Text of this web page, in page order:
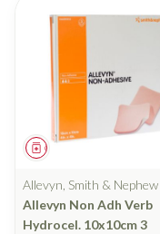
Geneesmiddel
Allevyn, Smith & Nephew
Allevyn Non Adh Verb
Hydrocel. 10x10cm 3